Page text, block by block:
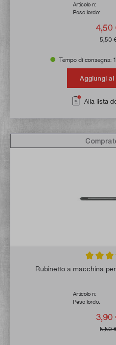
Articolo n:
Peso lordo:
4,50
5,50
Tempo di consegna:
Aggiungi al
Alla lista
Rubinetto a macchina
Articolo n:
Peso lordo:
3,90
5,50